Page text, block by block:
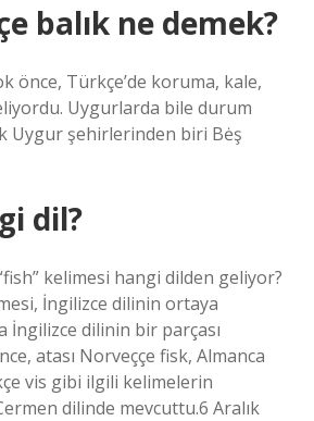
balık ne demek?
önce, Türkçe’de koruma, kale,
Uygurlarda bile durum
Uygur şehirlerinden biri Bėş
dil?
kelimesi hangi dilden geliyor?
İngilizce dilinin ortaya
İngilizce dilinin bir parçası
atası Norveççe fisk, Almanca
vis gibi ilgili kelimelerin
dilinde mevcuttu.6 Aralık